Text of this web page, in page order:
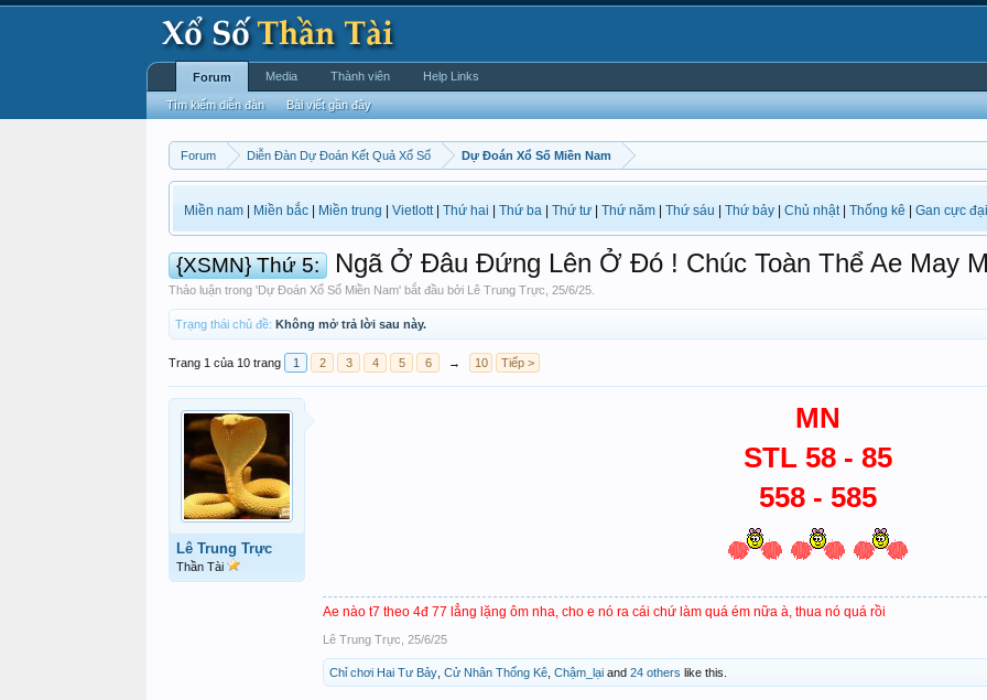
Forum Diễn Đàn Dự Đoán Kết Quả Xổ Số Dự Đoán Xổ Số Miền Nam
Miền nam Miền bắc Miền trung Vietlott| Thứ hai Thứ ba Thứ tư Thứ năm Thứ sáu Thứ bảy Chủ nhật| Thống kê Gan cực đại
{XSMN} Thứ 5: Ngã Ở Đâu Đứng Lên Ở Đó ! Chúc Toàn Thể Ae May
Thảo luận trong 'Dự Đoán Xổ Số Miền Nam' bắt đầu bởi Lê Trung Trực 25/6/25
Trạng thái chủ đề: Không mở trả lời sau này.
Trang 1 của 10 trang 1 2 3 4 5 6 → 10 Tiếp >
Lê Trung Trực
Thần Tài
MN
STL 58 - 85
558 - 585
Ae nào t7 theo 4đ 77 lẳng lặng ôm nha, cho e nó ra cái chứ làm quá ém nữa à, thua nó quá rồi
Lê Trung Trực 25/6/25
Chỉ chơi Hai Tư Bảy Cử Nhân Thống Kê Chậm_lại and 24 others like this.
Forum
Tìm kiếm diễn đàn Bài viết gần đây
Media Thành viên Help Links